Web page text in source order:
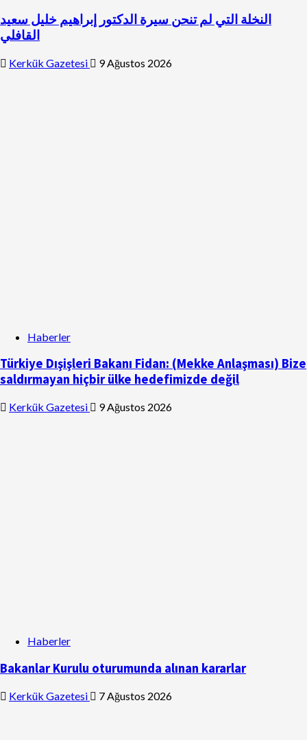
النخلة التي لم تنحن سيرة الدكتور إبراهيم خليل سعيد
القافلي
Kerkük Gazetesi 9 Ağustos 2026
Haberler
Türkiye Dışişleri Bakanı Fidan: (Mekke Anlaşması) Bize
saldırmayan hiçbir ülke hedefimizde değil
Kerkük Gazetesi 9 Ağustos 2026
Haberler
Bakanlar Kurulu oturumunda alınan kararlar
Kerkük Gazetesi 7 Ağustos 2026